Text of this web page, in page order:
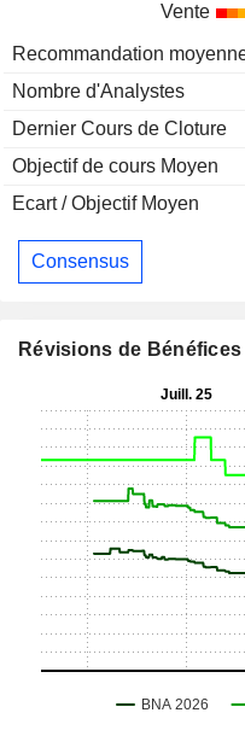
Vente
Recommandation
Nombre d'Analystes
Dernier Cours de Cloture
Objectif de cours Moyen
Ecart / Objectif Moyen
Consensus
Révisions de Bénéfices